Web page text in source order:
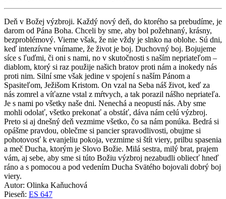
Deň v Božej výzbroji. Každý nový deň, do ktorého sa prebudíme, je
darom od Pána Boha. Chceli by sme, aby bol požehnaný, krásny,
bezproblémový. Vieme však, že nie vždy je slnko na oblohe. Sú dni,
keď intenzívne vnímame, že život je boj. Duchovný boj. Bojujeme
síce s ľuďmi, či oni s nami, no v skutočnosti s naším nepriateľom –
diablom, ktorý si raz použije našich bratov proti nám a inokedy nás
proti nim. Silní sme však jedine v spojení s naším Pánom a
Spasiteľom, Ježišom Kristom. On vzal na Seba náš život, keď za
nás zomrel a víťazne vstal z mŕtvych, a tak porazil nášho nepriateľa.
Je s nami po všetky naše dni. Nenechá a neopustí nás. Aby sme
mohli odolať, všetko prekonať a obstáť, dáva nám celú výzbroj.
Preto si aj dnešný deň vezmime všetko, čo sa nám ponúka. Bedrá si
opášme pravdou, oblečme si pancier spravodlivosti, obujme si
pohotovosť k evanjeliu pokoja, vezmime si štít viery, prilbu spasenia
a meč Ducha, ktorým je Slovo Božie. Milá sestra, milý brat, prajem
vám, aj sebe, aby sme si túto Božiu výzbroj nezabudli obliecť hneď
ráno a s pomocou a pod vedením Ducha Svätého bojovali dobrý boj
viery.
Autor: Olinka Kaňuchová
Pieseň: ES 647